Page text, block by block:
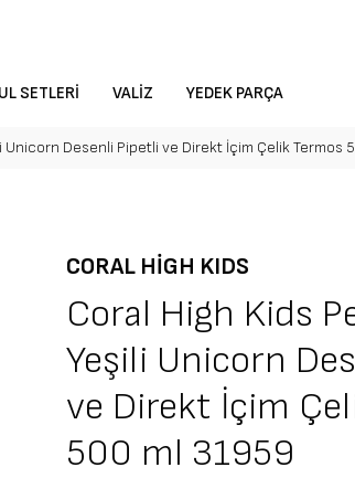
SETLERI VALIZ YEDEK PARÇA
Unicorn Desenli Pipetli ve Direkt İçim Çelik Termos
CORAL HIGH KIDS
Coral High Kids
Yeşili Unicorn
ve Direkt İçim
500 ml 31959